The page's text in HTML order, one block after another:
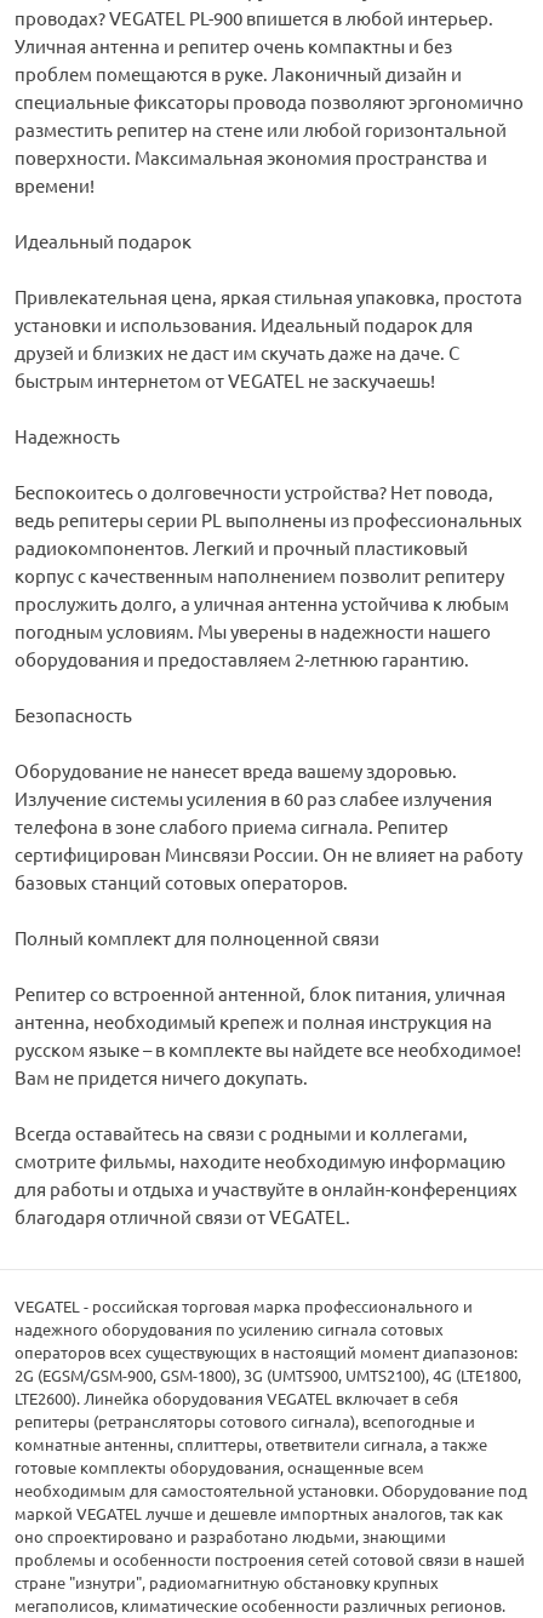
проводах? VEGATEL PL-900 впишется в любой интерьер.
Уличная антенна и репитер очень компактны и без
проблем помещаются в руке. Лаконичный дизайн и
специальные фиксаторы провода позволяют эргономично
разместить репитер на стене или любой горизонтальной
поверхности. Максимальная экономия пространства и
времени!
Идеальный подарок
Привлекательная цена, яркая стильная упаковка, простота
установки и использования. Идеальный подарок для
друзей и близких не даст им скучать даже на даче. С
быстрым интернетом от VEGATEL не заскучаешь!
Надежность
Беспокоитесь о долговечности устройства? Нет повода,
ведь репитеры серии PL выполнены из профессиональных
радиокомпонентов. Легкий и прочный пластиковый
корпус с качественным наполнением позволит репитеру
прослужить долго, а уличная антенна устойчива к любым
погодным условиям. Мы уверены в надежности нашего
оборудования и предоставляем 2-летнюю гарантию.
Безопасность
Оборудование не нанесет вреда вашему здоровью.
Излучение системы усиления в 60 раз слабее излучения
телефона в зоне слабого приема сигнала. Репитер
сертифицирован Минсвязи России. Он не влияет на работу
базовых станций сотовых операторов.
Полный комплект для полноценной связи
Репитер со встроенной антенной, блок питания, уличная
антенна, необходимый крепеж и полная инструкция на
русском языке – в комплекте вы найдете все необходимое!
Вам не придется ничего докупать.
Всегда оставайтесь на связи с родными и коллегами,
смотрите фильмы, находите необходимую информацию
для работы и отдыха и участвуйте в онлайн-конференциях
благодаря отличной связи от VEGATEL.
VEGATEL - российская торговая марка профессионального и
надежного оборудования по усилению сигнала сотовых
операторов всех существующих в настоящий момент диапазонов:
2G (EGSM/GSM-900, GSM-1800), 3G (UMTS900, UMTS2100), 4G (LTE1800,
LTE2600). Линейка оборудования VEGATEL включает в себя
репитеры (ретрансляторы сотового сигнала), всепогодные и
комнатные антенны, сплиттеры, ответвители сигнала, а также
готовые комплекты оборудования, оснащенные всем
необходимым для самостоятельной установки. Оборудование под
маркой VEGATEL лучше и дешевле импортных аналогов, так как
оно спроектировано и разработано людьми, знающими
проблемы и особенности построения сетей сотовой связи в нашей
стране "изнутри", радиомагнитную обстановку крупных
мегаполисов, климатические особенности различных регионов.